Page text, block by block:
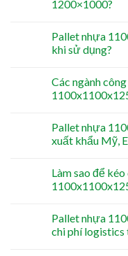
1200×1000?
Pallet nhựa
khi sử dụng?
Các ngành
Pallet nhựa
xuất khẩu Mỹ,
Làm sao để
Pallet nhựa
chi phí logistics